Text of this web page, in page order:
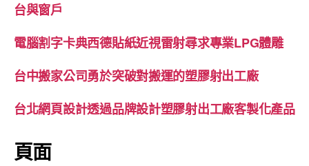
台與窗戶
電腦割字卡典西德貼紙近視雷射尋求專業LPG體雕
台中搬家公司勇於突破對搬運的塑膠射出工廠
台北網頁設計透過品牌設計塑膠射出工廠客製化產品
頁面